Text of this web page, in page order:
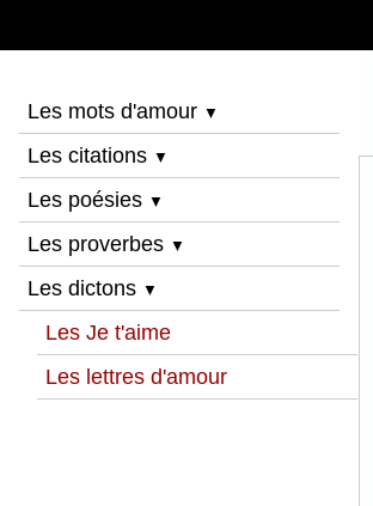
Les mots d'amour ▼
Les citations ▼
Les poésies ▼
Les proverbes ▼
Les dictons ▼
Les Je t'aime
Les lettres d'amour